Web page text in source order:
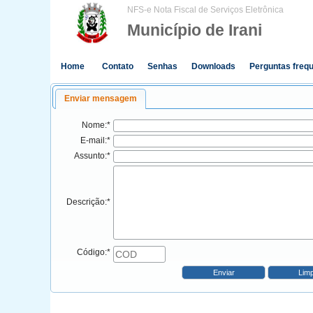
NFS-e Nota Fiscal de Serviços Eletrônica
Município de Irani
Home Contato Senhas Downloads Perguntas
Enviar mensagem
Nome:*
E-mail:*
Assunto:*
Descrição:*
Código:*